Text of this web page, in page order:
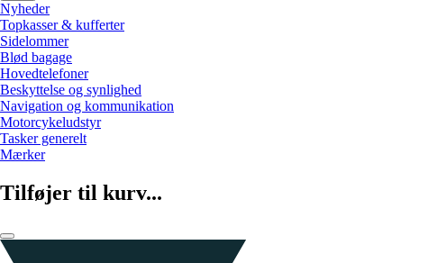
Nyheder
Topkasser & kufferter
Sidelommer
Blød bagage
Hovedtelefoner
Beskyttelse og synlighed
Navigation og kommunikation
Motorcykeludstyr
Tasker generelt
Mærker
Tilføjer til kurv...